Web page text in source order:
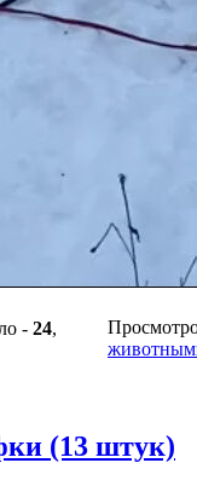
- 24,
(13 штук)